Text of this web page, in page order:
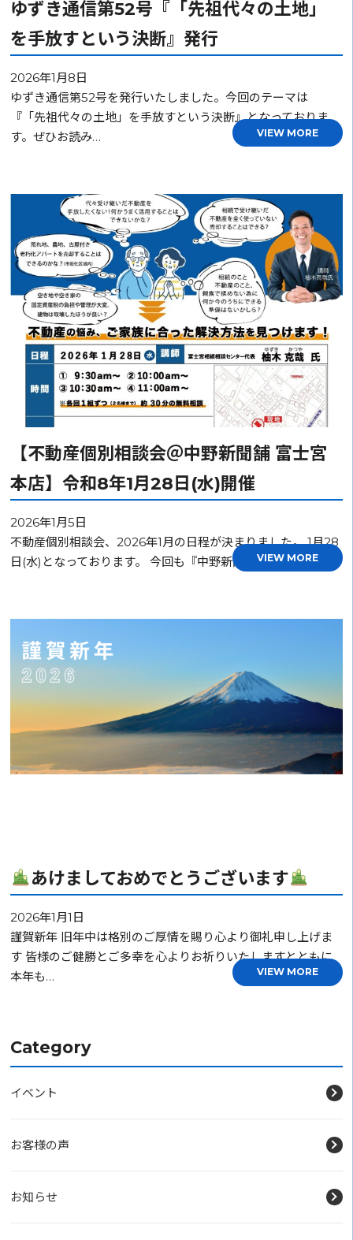
ゆずき通信第52号『「先祖代々の土地」
を手放すという決断』発行
2026年1月8日
ゆずき通信第52号を発行いたしました。今回のテーマは
『「先祖代々の土地」を手放すという決断』となっておりま
す。ぜひお読み…
VIEW MORE
【不動産個別相談会＠中野新聞舗 富士宮
本店】令和8年1月28日(水)開催
2026年1月5日
不動産個別相談会、2026年1月の日程が決まりました。 1月28
日(水)となっております。 今回も『中野新聞舗 富士宮本…
VIEW MORE
あけましておめでとうございます
2026年1月1日
謹賀新年 旧年中は格別のご厚情を賜り心より御礼申し上げま
す 皆様のご健勝とご多幸を心よりお祈りいたしますとともに
本年も…
VIEW MORE
Category
イベント
お客様の声
お知らせ